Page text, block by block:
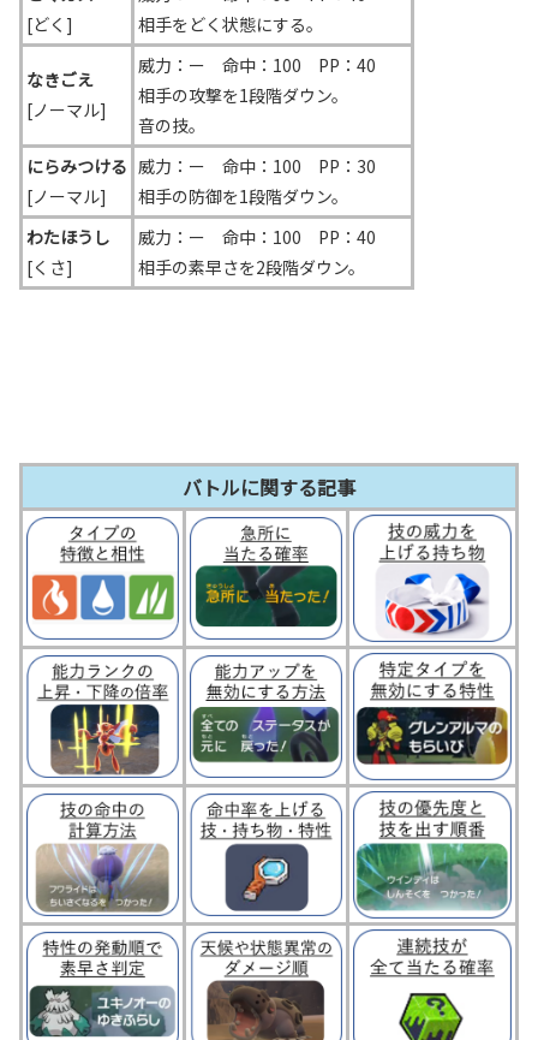
[どく]
相手をどく状態にする。
なきごえ
[ノーマル]
威力：ー 命中：100 PP：40
相手の攻撃を1段階ダウン。
音の技。
にらみつける
[ノーマル]
威力：ー 命中：100 PP：30
相手の防御を1段階ダウン。
わたほうし
[くさ]
威力：ー 命中：100 PP：40
相手の素早さを2段階ダウン。
バトルに関する記事